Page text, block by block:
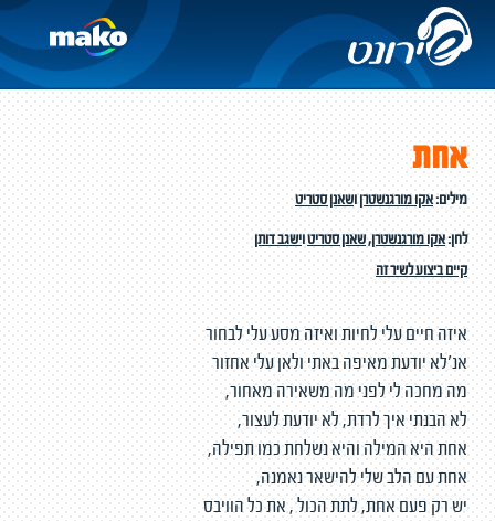
אחת
מילים:אקו מורגנשטרןושאנן סטריט
לחן:אקו מורגנשטרן,שאנן סטריטוישגב דותן
קיים ביצוע לשיר זה
איזה חיים עלי לחיות ואיזה מסע עלי לבחור
אנ'לא יודעת מאיפה באתי ולאן עלי אחזור
מה מחכה לי לפני מה משאירה מאחור,
לא הבנתי איך לרדת, לא יודעת לעצור,
אחת היא המילה והיא נשלחת כמו תפילה,
אחת עם הלב שלי להישאר נאמנה,
יש רק פעם אחת, לתת הכול , את כל הוויבס